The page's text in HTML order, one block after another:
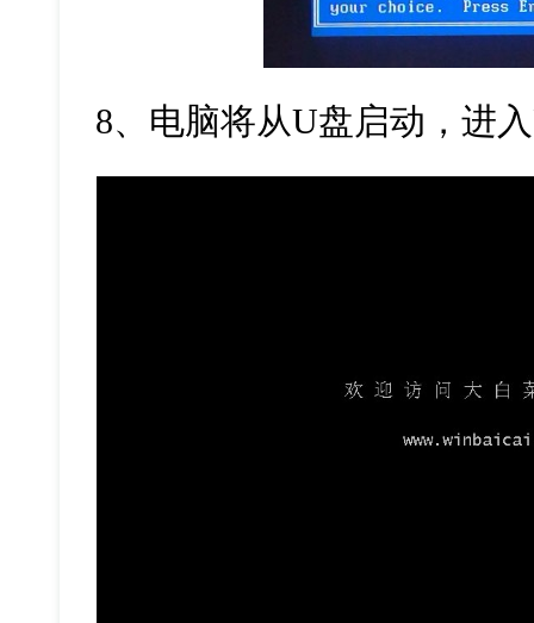
8、电脑将从U盘启动，进入